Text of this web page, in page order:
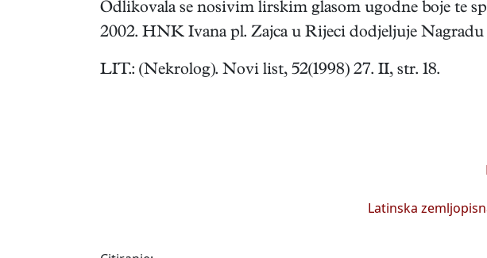
Odlikovala se nosivim lirskim glasom ugodne boje te
2002. HNK Ivana pl. Zajca u Rijeci dodjeljuje
LIT.: (Nekrolog). Novi list, 52(1998) 27. II, str. 18.
Latinska